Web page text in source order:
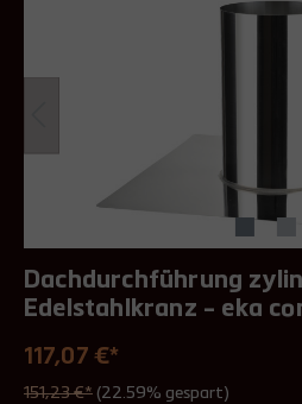
Dachdurchführung
Edelstahlkranz - eka
117,07 €*
151,23 €* (22.59% gespart)